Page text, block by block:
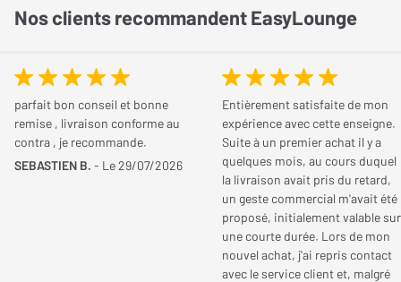
Vous possédez cet article ? Vous l'avez déjà essayé ? Donnez
votre avis et aidez les autres internautes à bien choisir.
JE DONNE MON AVIS
Nos clients recommandent EasyLounge
parfait bon conseil et bonne
remise , livraison conforme au
contra , je recommande.
SEBASTIEN B. - Le 29/07/2026
Entièrement satisfaite de mon
expérience avec cette enseigne.
Suite à un premier achat il y a
quelques mois, au cours duquel
la livraison avait pris du retard,
un geste commercial m'avait été
proposé, initialement valable sur
une courte durée. Lors de mon
nouvel achat, j'ai repris contact
avec le service client et, malgré